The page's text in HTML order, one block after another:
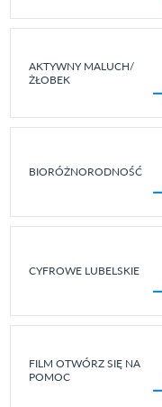
AKTYWNY MALUCH/
ŻŁOBEK
BIORÓŻNORODNOŚĆ
CYFROWE LUBELSKIE
FILM OTWÓRZ SIĘ NA
POMOC